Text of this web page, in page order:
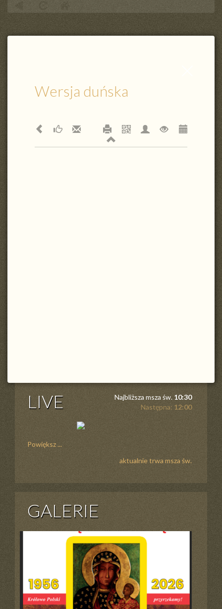
Wersja duńska
LIVE Najbliższa msza św. 10:30
Następna: 12:00
Powiększ ...
aktualnie trwa msza św.
GALERIE